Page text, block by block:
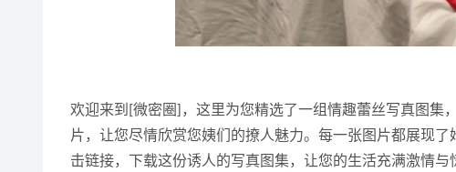
欢迎来到[微密圈]，这里为您精选了一组情趣蕾丝写真图集
片，让您尽情欣赏您姨们的撩人魅力。每一张图片都展现
击链接，下载这份诱人的写真图集，让您的生活充满激情与